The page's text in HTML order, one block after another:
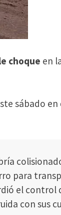
choque en
sábado en
para
el control
con sus